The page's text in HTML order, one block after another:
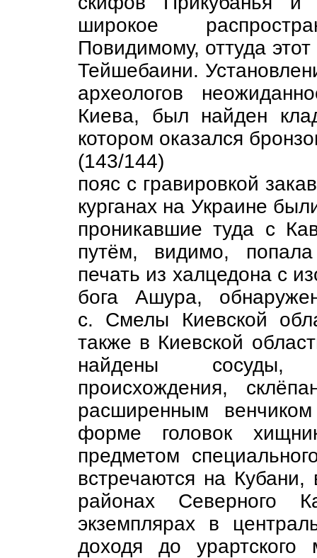
широкое
Повидимому, оттуда
Тейшебаини.
археологов
Киева, был найден
котором оказался
(143/144)
пояс с гравировкой
курганах на Украине
проникавшие туда с
путём, видимо, попала
печать из халцедона с
бога Ашура,
с. Смелы Киевской
также в Киевской
найдены сосуды,
происхождения,
расширенным
форме головок
предметом
встречаются на
районах Северного
экземплярах в
доходя до урартского